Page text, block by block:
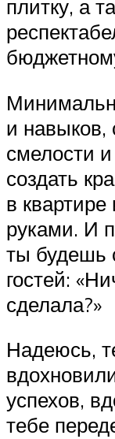
плитку, а
и навыков,
смелости
создать
в
руками. И
ты будешь
гостей:
сделала?»
Надеюсь,
успехов,
тебе